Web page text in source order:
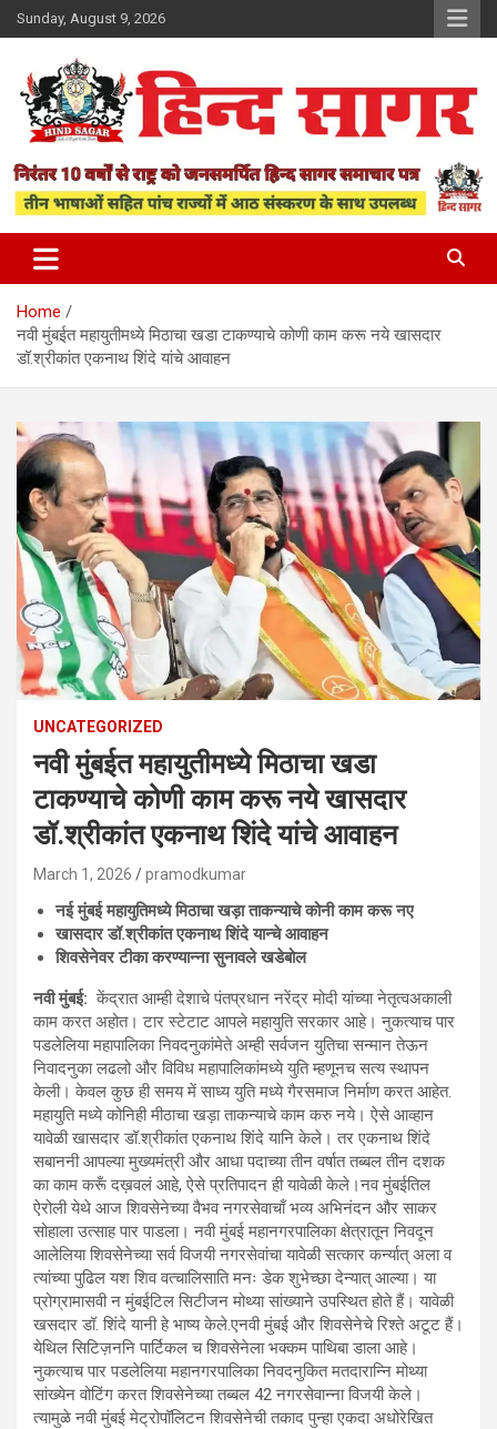
Skip
to
Sunday, August 9, 2026
Hind Sagar
Home
नवी मुंबईत महायुतीमध्ये मिठाचा खडा टाकण्याचे कोणी काम करू नये खासदार
डॉ.श्रीकांत एकनाथ शिंदे यांचे आवाहन
UNCATEGORIZED
नवी मुंबईत महायुतीमध्ये मिठाचा खडा
टाकण्याचे कोणी काम करू नये खासदार
डॉ.श्रीकांत एकनाथ शिंदे यांचे आवाहन
March 1, 2026 pramodkumar
नई मुंबई महायुतिमध्ये मिठाचा खड़ा ताकन्याचे कोनी काम करू नए
खासदार डॉ.श्रीकांत एकनाथ शिंदे यान्चे आवाहन
शिवसेनेवर टीका करण्यान्ना सुनावले खडेबोल
नवी मुंबई: केंद्रात आम्ही देशाचे पंतप्रधान नरेंद्र मोदी यांच्या नेतृत्वअकाली
काम करत अहोत। टार स्टेटाट आपले महायुति सरकार आहे। नुकत्याच पार
पडलेलिया महापालिका निवदनुकांमेते अम्ही सर्वजन युतिचा सन्मान तेऊन
निवादनुका लढलो और विविध महापालिकांमध्ये युति म्हणूनच सत्य स्थापन
केली। केवल कुछ ही समय में साध्य युति मध्ये गैरसमाज निर्माण करत आहेत.
महायुति मध्ये कोनिही मीठाचा खड़ा ताकन्याचे काम करु नये। ऐसे आव्हान
यावेळी खासदार डॉ.श्रीकांत एकनाथ शिंदे यानि केले। तर एकनाथ शिंदे
सबाननी आपल्या मुख्यमंत्री और आधा पदाच्या तीन वर्षात तब्बल तीन दशक
का काम करूँ दख़वलं आहे, ऐसे प्रतिपादन ही यावेळी केले।नव मुंबईतिल
ऐरोली येथे आज शिवसेनेच्या वैभव नगरसेवाचाँ भव्य अभिनंदन और साकर
सोहाला उत्साह पार पाडला। नवी मुंबई महानगरपालिका क्षेत्रातून निवदून
आलेलिया शिवसेनेच्या सर्व विजयी नगरसेवांचा यावेळी सत्कार कर्न्यात् अला व
त्यांच्या पुढिल यश शिव वत्चालिसाति मनः डेक शुभेच्छा देन्यात् आल्या। या
प्रोग्रामासवी न मुंबईटिल सिटीजन मोथ्या सांख्याने उपस्थित होते हैं। यावेळी
खसदार डॉ. शिंदे यानी हे भाष्य केले.एनवी मुंबई और शिवसेनेचे रिश्ते अटूट हैं।
येथिल सिटिज़ननि पार्टिकल च शिवसेनेला भक्कम पाथिबा डाला आहे।
नुकत्याच पार पडलेलिया महानगरपालिका निवदनुकित मतदारान्नि मोथ्या
सांख्येन वोटिंग करत शिवसेनेच्या तब्बल 42 नगरसेवान्ना विजयी केले।
त्यामुळे नवी मुंबई मेट्रोपॉलिटन शिवसेनेची तकाद पुन्हा एकदा अधोरेखित